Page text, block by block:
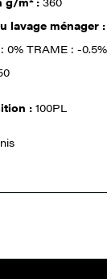
lavage ménager :
0% TRAME : -0.5%
:100PL